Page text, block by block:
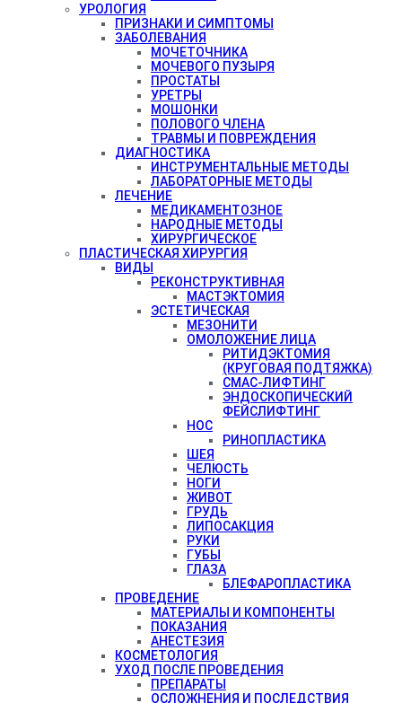
УРОЛОГИЯ
ПРИЗНАКИ И СИМПТОМЫ
ЗАБОЛЕВАНИЯ
МОЧЕТОЧНИКА
МОЧЕВОГО ПУЗЫРЯ
ПРОСТАТЫ
УРЕТРЫ
МОШОНКИ
ПОЛОВОГО ЧЛЕНА
ТРАВМЫ И ПОВРЕЖДЕНИЯ
ДИАГНОСТИКА
ИНСТРУМЕНТАЛЬНЫЕ МЕТОДЫ
ЛАБОРАТОРНЫЕ МЕТОДЫ
ЛЕЧЕНИЕ
МЕДИКАМЕНТОЗНОЕ
НАРОДНЫЕ МЕТОДЫ
ХИРУРГИЧЕСКОЕ
ПЛАСТИЧЕСКАЯ ХИРУРГИЯ
ВИДЫ
РЕКОНСТРУКТИВНАЯ
МАСТЭКТОМИЯ
ЭСТЕТИЧЕСКАЯ
МЕЗОНИТИ
ОМОЛОЖЕНИЕ ЛИЦА
РИТИДЭКТОМИЯ
(КРУГОВАЯ ПОДТЯЖКА)
СМАС-ЛИФТИНГ
ЭНДОСКОПИЧЕСКИЙ
ФЕЙСЛИФТИНГ
НОС
РИНОПЛАСТИКА
ШЕЯ
ЧЕЛЮСТЬ
НОГИ
ЖИВОТ
ГРУДЬ
ЛИПОСАКЦИЯ
РУКИ
ГУБЫ
ГЛАЗА
БЛЕФАРОПЛАСТИКА
ПРОВЕДЕНИЕ
МАТЕРИАЛЫ И КОМПОНЕНТЫ
ПОКАЗАНИЯ
АНЕСТЕЗИЯ
КОСМЕТОЛОГИЯ
УХОД ПОСЛЕ ПРОВЕДЕНИЯ
ПРЕПАРАТЫ
ОСЛОЖНЕНИЯ И ПОСЛЕДСТВИЯ